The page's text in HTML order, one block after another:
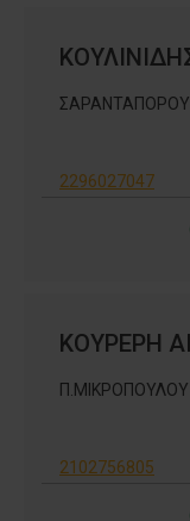
ΣΑΡΑΝΤΑΠΟΡΟΥ
2296027047
ΚΟΥΡΕΡΗ
Π.ΜΙΚΡΟΠΟΥΛΟΥ
2102756805